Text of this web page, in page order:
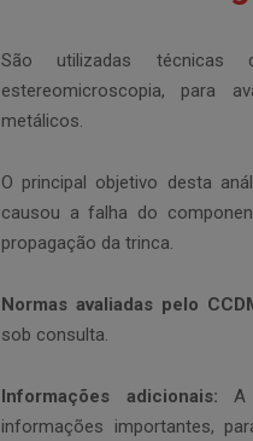
São utilizadas técnicas
estereomicroscopia, para
metálicos.
O principal objetivo desta
causou a falha do
propagação da trinca.
Normas avaliadas pelo
sob consulta.
Informações adicionais: A
informações importantes,